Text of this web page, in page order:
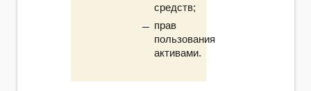
средств;
прав
пользования
активами.